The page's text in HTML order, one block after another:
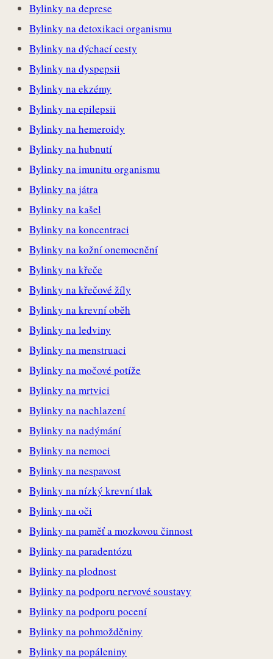
Bylinky na deprese
Bylinky na detoxikaci organismu
Bylinky na dýchací cesty
Bylinky na dyspepsii
Bylinky na ekzémy
Bylinky na epilepsii
Bylinky na hemeroidy
Bylinky na hubnutí
Bylinky na imunitu organismu
Bylinky na játra
Bylinky na kašel
Bylinky na koncentraci
Bylinky na kožní onemocnění
Bylinky na křeče
Bylinky na křečové žíly
Bylinky na krevní oběh
Bylinky na ledviny
Bylinky na menstruaci
Bylinky na močové potíže
Bylinky na mrtvici
Bylinky na nachlazení
Bylinky na nadýmání
Bylinky na nemoci
Bylinky na nespavost
Bylinky na nízký krevní tlak
Bylinky na oči
Bylinky na paměť a mozkovou činnost
Bylinky na paradentózu
Bylinky na plodnost
Bylinky na podporu nervové soustavy
Bylinky na podporu pocení
Bylinky na pohmožděniny
Bylinky na popáleniny